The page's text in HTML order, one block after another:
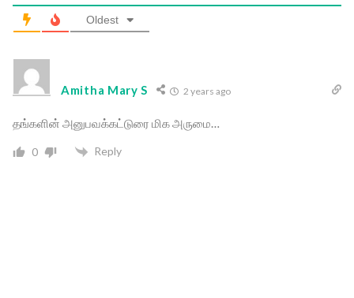
Oldest
Amitha Mary S 2 years ago
தங்களின் அனுபவக்கட்டுரை மிக அருமை…
0 Reply